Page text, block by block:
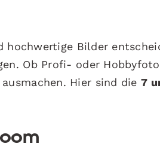
hochwertige Bilder
Ob Profi- oder
Hier sind die 7